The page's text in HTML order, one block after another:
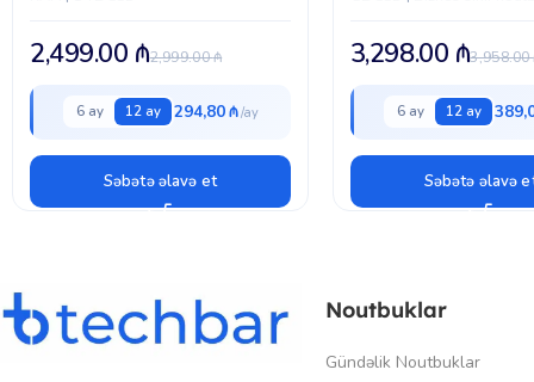
2,999.00₼
2,499.00 ₼
6 ay 12 ay 294,80 ₼
Səbətə əlavə et
3,958.00
3,298.00 ₼
6 ay 12 ay
Səbətə əlavə
Noutbuklar
Gündəlik Noutbuklar